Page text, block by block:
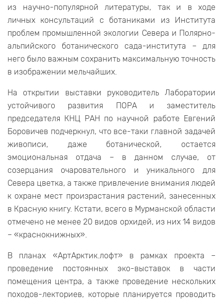
из научно-популярной литературы, так и в ходе
личных консультаций с ботаниками из Института
проблем промышленной экологии Севера и Полярно-
альпийского ботанического сада-института – для
него было важным сохранить максимальную точность
в изображении мельчайших.
На открытии выставки руководитель Лаборатории
устойчивого развития ПОРА и заместитель
председателя КНЦ РАН по научной работе Евгений
Боровичев подчеркнул, что все-таки главной задачей
живописи, даже ботанической, остается
эмоциональная отдача – в данном случае, от
созерцания очаровательного и уникального для
Севера цветка, а также привлечение внимания людей
к охране мест произрастания растений, занесенных
в Красную книгу. Кстати, всего в Мурманской области
отмечено не менее 20 видов орхидей, из них 14 видов
– «краснокнижных».
В планах «АртАрктик.лофт» в рамках проекта –
проведение постоянных эко-выставок в части
помещения центра, а также проведение нескольких
походов-лекториев, которые планируется проводить